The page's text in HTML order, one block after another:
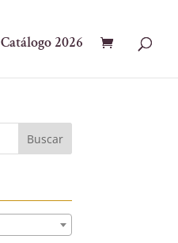
Catálogo 2026